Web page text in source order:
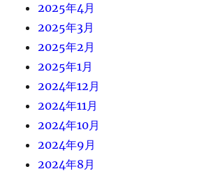
2025年4月
2025年3月
2025年2月
2025年1月
2024年12月
2024年11月
2024年10月
2024年9月
2024年8月